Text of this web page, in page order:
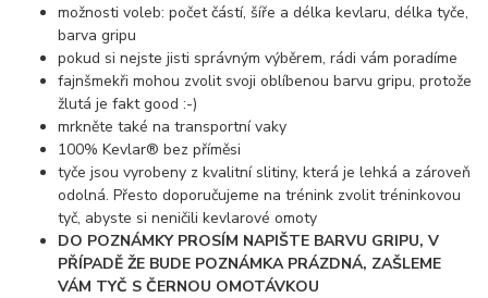
možnosti voleb: počet částí, šíře a délka kevlaru, délka tyče,
barva gripu
pokud si nejste jisti správným výběrem, rádi vám poradíme
fajnšmekři mohou zvolit svoji oblíbenou barvu gripu, protože
žlutá je fakt good :-)
mrkněte také na transportní vaky
100% Kevlar® bez příměsi
tyče jsou vyrobeny z kvalitní slitiny, která je lehká a zároveň
odolná. Přesto doporučujeme na trénink zvolit tréninkovou
tyč, abyste si neničili kevlarové omoty
DO POZNÁMKY PROSÍM NAPIŠTE BARVU GRIPU, V
PŘÍPADĚ ŽE BUDE POZNÁMKA PRÁZDNÁ, ZAŠLEME
VÁM TYČ S ČERNOU OMOTÁVKOU